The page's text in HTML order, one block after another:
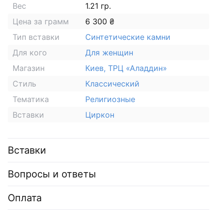
Вес
1.21 гр.
Цена за грамм
6 300 ₴
Тип вставки
Синтетические камни
Для кого
Для женщин
Магазин
Киев, ТРЦ «Аладдин»
Стиль
Классический
Тематика
Религиозные
Вставки
Циркон
Вставки
Вопросы и ответы
Оплата